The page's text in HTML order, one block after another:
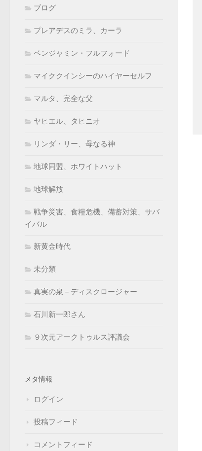
ブログ
プレアデスのミラ、カーラ
ベンジャミン・フルフォード
マイククインシーのハイヤーセルフ
マルタ、完全な父
ヤヒエル、タヒニオ
リンダ・リー、母なる神
地球同盟、ホワイトハット
地球解放
戦争災害、食糧危機、備蓄対策、サバ
イバル
新黄金時代
未分類
真実の泉－ディスクロージャー
石川新一郎さん
９次元アークトゥルス評議会
メタ情報
ログイン
投稿フィード
コメントフィード